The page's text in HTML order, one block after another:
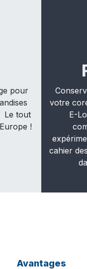
pour
Le tout
!
votre
E-
cahier
Avantages